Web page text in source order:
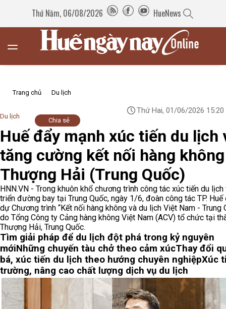
Thứ Năm, 06/08/2026 HueNews
Trang chủ Du lịch
Du lịch
Thứ Hai, 01/06/2026 15:20
Chia sẻ
Huế đẩy mạnh xúc tiến du lịch
tăng cường kết nối hàng
Thượng Hải (Trung Quốc)
HNN.VN - Trong khuôn khổ chương trình công tác xúc tiến du lịch
triển đường bay tại Trung Quốc, ngày 1/6, đoàn công tác TP. Huế
dự Chương trình “Kết nối hàng không và du lịch Việt Nam - Trung
do Tổng Công ty Cảng hàng không Việt Nam (ACV) tổ chức tại
Thượng Hải, Trung Quốc.
Tìm giải pháp để du lịch đột phá trong kỷ nguyên
mớiNhững chuyến tàu chở theo cảm xúcThay đổi
bá, xúc tiến du lịch theo hướng chuyên nghiệpXúc
trường, nâng cao chất lượng dịch vụ du lịch